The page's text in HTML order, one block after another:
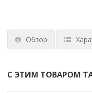
Обзор
С ЭТИМ ТОВАРОМ